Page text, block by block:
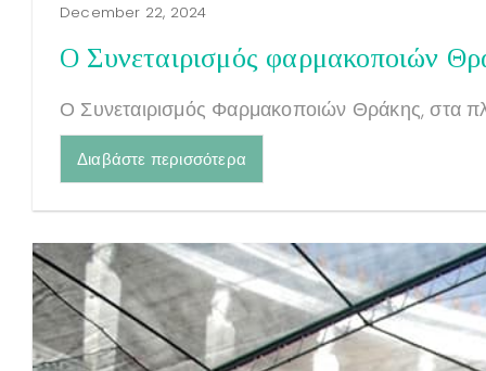
December 22, 2024
Ο Συνεταιρισμός φαρμακοποιών
Ο Συνεταιρισμός Φαρμακοποιών Θράκης, στα
Διαβάστε περισσότερα